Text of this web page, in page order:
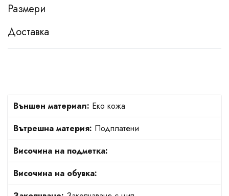
Размери
Доставка
Външен материал: Еко кожа
Вътрешна материя: Подплатени
Височина на подметка:
Височина на обувка: